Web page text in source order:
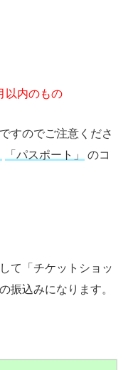
以内のもの
すのでご注意くださ
「パスポート」
のコ
て「チケットショッ
込みになります。